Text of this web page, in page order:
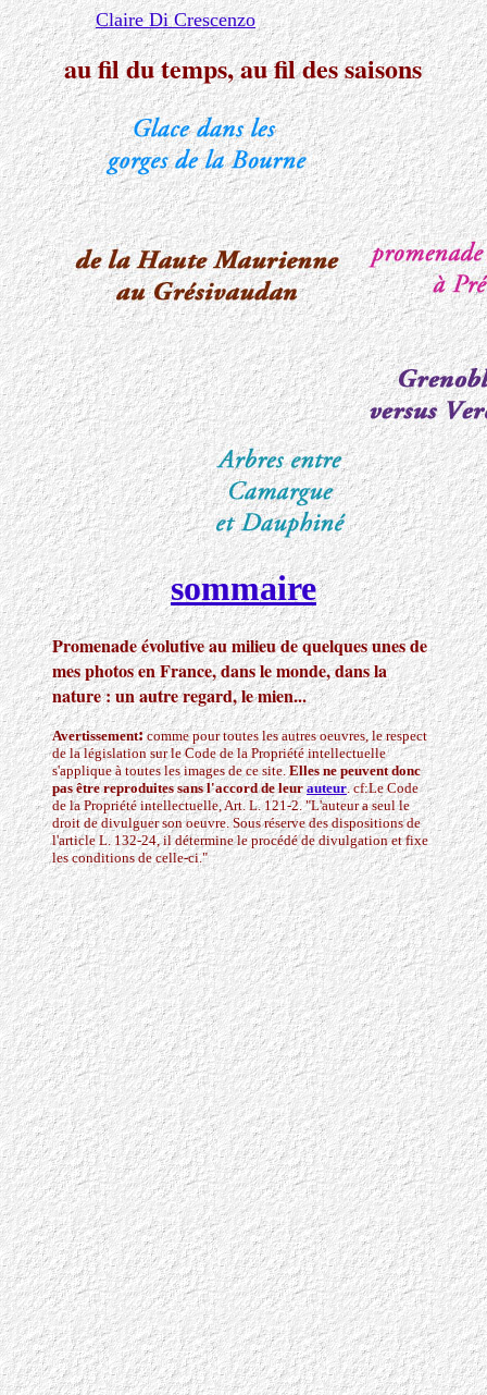
Claire Di Crescenzo
au fil du temps, au fil des saisons
sommaire
Promenade évolutiveau milieu de quelques unes de
mes photos en France, dans le monde, dans la
nature : un autre regard, le mien...
Avertissement:comme pour toutes les autres oeuvres, le respect
de la législation sur le Code de la Propriété intellectuelle
s'applique à toutes les images de ce site.Elles ne peuvent donc
pas être reproduites sans l'accord de leurauteur. cf:Le Code
de la Propriété intellectuelle, Art. L. 121-2. "L'auteur a seul le
droit de divulguer son oeuvre. Sous réserve des dispositions de
l'article L. 132-24, il détermine le procédé de divulgation et fixe
les conditions de celle-ci."